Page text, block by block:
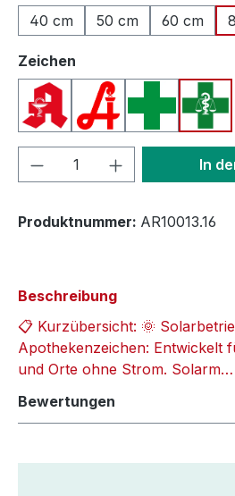
40 cm
50 cm 60 cm
Zeichen
Apotheken A (Deutschland)
Apotheken A
Produkt Anzahl: Gib
In
Produktnummer: AR10013.16
Beschreibung
📋 Kurzübersicht: 🌞
Apothekenzeichen: Entwickelt
und Orte ohne Strom. Solarm…
Bewertungen